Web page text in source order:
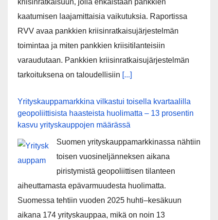
kaatumisen laajamittaisia vaikutuksia. Raportissa
RVV avaa pankkien kriisinratkaisujärjestelmän
toimintaa ja miten pankkien kriisitilanteisiin
varaudutaan. Pankkien kriisinratkaisujärjestelmän
tarkoituksena on taloudellisiin [...]
Yrityskauppamarkkina vilkastui toisella kvartaalilla
geopoliittisista haasteista huolimatta – 13 prosentin
kasvu yrityskauppojen määrässä
Suomen yrityskauppamarkkinassa nähtiin
toisen vuosineljänneksen aikana
piristymistä geopoliittisen tilanteen
aiheuttamasta epävarmuudesta huolimatta.
Suomessa tehtiin vuoden 2025 huhti–kesäkuun
aikana 174 yrityskauppaa, mikä on noin 13